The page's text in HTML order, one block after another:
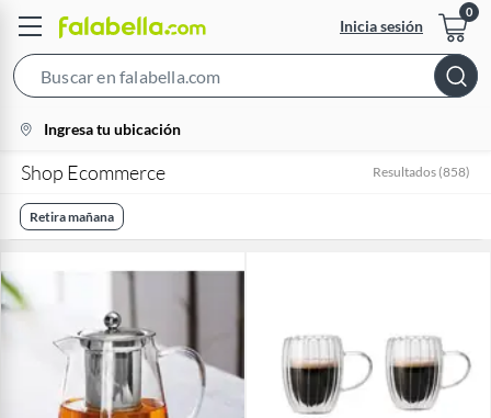
Inicia sesión
Bar
location-
icon
Ingresa tu ubicación
Shop Ecommerce Resultados (858)
Retira mañana